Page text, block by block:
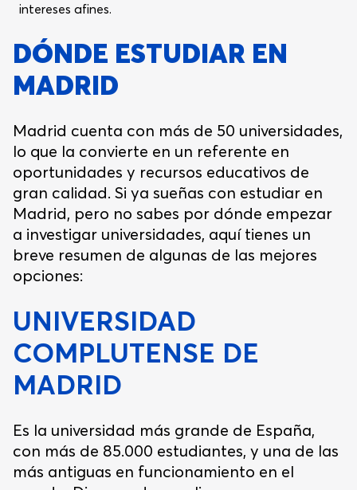
intereses afines.
DÓNDE ESTUDIAR EN
MADRID
Madrid cuenta con más de 50 universidades,
lo que la convierte en un referente en
oportunidades y recursos educativos de
gran calidad. Si ya sueñas con estudiar en
Madrid, pero no sabes por dónde empezar
a investigar universidades, aquí tienes un
breve resumen de algunas de las mejores
opciones:
UNIVERSIDAD
COMPLUTENSE DE
MADRID
Es la universidad más grande de España,
con más de 85.000 estudiantes, y una de las
más antiguas en funcionamiento en el